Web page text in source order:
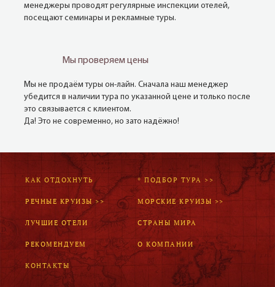
менеджеры проводят регулярные инспекции отелей,
посещают семинары и рекламные туры.
Мы проверяем цены
Мы не продаём туры он-лайн. Сначала наш менеджер
убедится в наличии тура по указанной цене и только после
это связывается с клиентом.
Да! Это не современно, но зато надёжно!
КАК ОТДОХНУТЬ * ПОДБОР ТУРА >>
РЕЧНЫЕ КРУИЗЫ >> МОРСКИЕ КРУИЗЫ >>
ЛУЧШИЕ ОТЕЛИ СТРАНЫ МИРА
РЕКОМЕНДУЕМ О КОМПАНИИ
КОНТАКТЫ